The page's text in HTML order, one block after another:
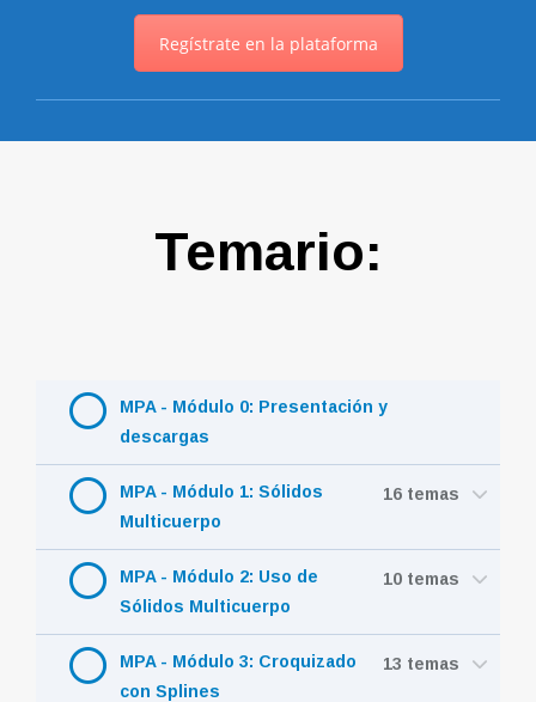
Regístrate en la plataforma
Temario:
MPA - Módulo 0: Presentación y
descargas
MPA - Módulo 1: Sólidos
Multicuerpo
16 temas
MPA - Módulo 2: Uso de
Sólidos Multicuerpo
10 temas
MPA - Módulo 3: Croquizado
con Splines
13 temas